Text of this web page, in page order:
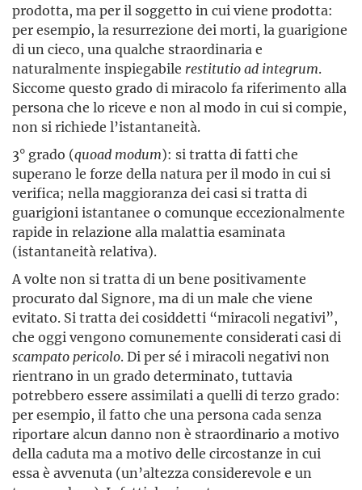
prodotta, ma per il soggetto in cui viene prodotta:
per esempio, la resurrezione dei morti, la guarigione
di un cieco, una qualche straordinaria e
naturalmente inspiegabile restitutioad integrum.
Siccome questo grado di miracolo fa riferimento alla
persona che lo riceve e non al modo in cui si compie,
non si richiede l’istantaneità.
3° grado (quoad modum): si tratta di fatti che
superano le forze della natura per il modo in cui si
verifica; nella maggioranza dei casi si tratta di
guarigioni istantanee o comunque eccezionalmente
rapide in relazione alla malattia esaminata
(istantaneità relativa).
A volte non si tratta di un bene positivamente
procurato dal Signore, ma di un male che viene
evitato. Si tratta dei cosiddetti “miracoli negativi”,
che oggi vengono comunemente considerati casi di
scampato pericolo. Di per sé i miracoli negativi non
rientrano in un grado determinato, tuttavia
potrebbero essere assimilati a quelli di terzo grado:
per esempio, il fatto che una persona cada senza
riportare alcun danno non è straordinario a motivo
della caduta ma a motivo delle circostanze in cui
essa è avvenuta (un’altezza considerevole e un